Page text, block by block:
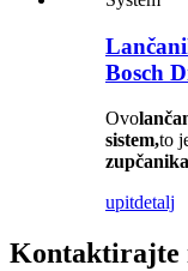
Bosch
Ovo
sistem,to
upitdetalj
Kontaktirajte